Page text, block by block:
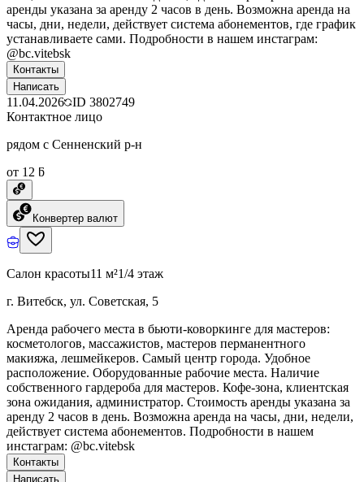
аренды указана за аренду 2 часов в день. Возможна аренда на
часы, дни, недели, действует система абонементов, где график
устанавливаете сами. Подробности в нашем инстаграм:
@bc.vitebsk
Контакты
Написать
11.04.2026 ID 3802749
Контактное лицо
рядом с Сенненский р-н
от 12 ƃ
Конвертер валют
Салон красоты11 м²1/4 этаж
г. Витебск, ул. Советская, 5
Аренда рабочего места в бьюти-коворкинге для мастеров:
косметологов, массажистов, мастеров перманентного
макияжа, лешмейкеров. Самый центр города. Удобное
расположение. Оборудованные рабочие места. Наличие
собственного гардероба для мастеров. Кофе-зона, клиентская
зона ожидания, администратор. Стоимость аренды указана за
аренду 2 часов в день. Возможна аренда на часы, дни, недели,
действует система абонементов. Подробности в нашем
инстаграм: @bc.vitebsk
Контакты
Написать